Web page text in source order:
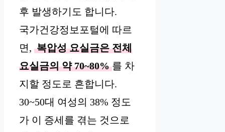
후 발생하기도 합니다.
국가건강정보포털에 따르
면, 복압성 요실금은 전체
요실금의 약 70~80% 를 차
지할 정도로 흔합니다.
30~50대 여성의 38% 정도
가 이 증세를 겪는 것으로